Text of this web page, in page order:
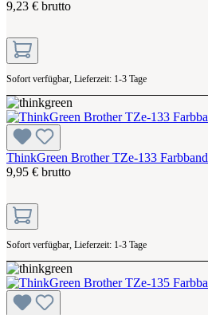
9,23 € brutto
Sofort verfügbar, Lieferzeit: 1-3 Tage
ThinkGreen Brother TZe-133 Farbband
9,95 € brutto
Sofort verfügbar, Lieferzeit: 1-3 Tage